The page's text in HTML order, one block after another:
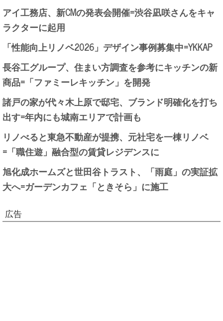
アイ工務店、新CMの発表会開催=渋谷凪咲さんをキャ
ラクターに起用
「性能向上リノベ2026」デザイン事例募集中=YKKAP
長谷工グループ、住まい方調査を参考にキッチンの新
商品=「ファミーレキッチン」を開発
諸戸の家が代々木上原で邸宅、ブランド明確化を打ち
出す=年内にも城南エリアで計画も
リノべると東急不動産が提携、元社宅を一棟リノベ
=「職住遊」融合型の賃貸レジデンスに
旭化成ホームズと世田谷トラスト、「雨庭」の実証拡
大へ=ガーデンカフェ「ときそら」に施工
広告